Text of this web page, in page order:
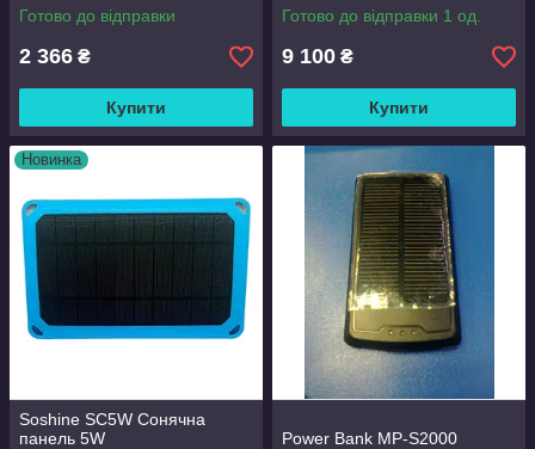
Готово до відправки
2 366 ₴
Купити
Готово до відправки 1 од.
9 100 ₴
Купити
Новинка
Soshine SC5W Сонячна
панель 5W
Power Bank MP-S2000